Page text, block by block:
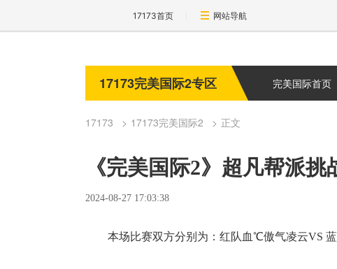
17173首页 网站导航
17173完美国际2专区 完美国际首页
17173 17173完美国际2 正文
《完美国际2》超凡帮派挑
2024-08-27 17:03:38
本场比赛双方分别为：红队血℃傲气凌云VS 蓝